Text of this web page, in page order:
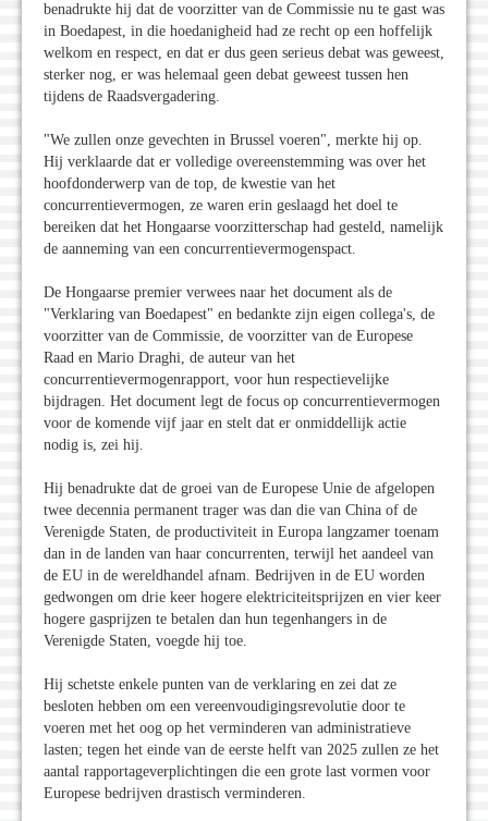
benadrukte hij dat de voorzitter van de Commissie nu te gast was
in Boedapest, in die hoedanigheid had ze recht op een hoffelijk
welkom en respect, en dat er dus geen serieus debat was geweest,
sterker nog, er was helemaal geen debat geweest tussen hen
tijdens de Raadsvergadering.
"We zullen onze gevechten in Brussel voeren", merkte hij op.
Hij verklaarde dat er volledige overeenstemming was over het
hoofdonderwerp van de top, de kwestie van het
concurrentievermogen, ze waren erin geslaagd het doel te
bereiken dat het Hongaarse voorzitterschap had gesteld, namelijk
de aanneming van een concurrentievermogenspact.
De Hongaarse premier verwees naar het document als de
"Verklaring van Boedapest" en bedankte zijn eigen collega's, de
voorzitter van de Commissie, de voorzitter van de Europese
Raad en Mario Draghi, de auteur van het
concurrentievermogenrapport, voor hun respectievelijke
bijdragen. Het document legt de focus op concurrentievermogen
voor de komende vijf jaar en stelt dat er onmiddellijk actie
nodig is, zei hij.
Hij benadrukte dat de groei van de Europese Unie de afgelopen
twee decennia permanent trager was dan die van China of de
Verenigde Staten, de productiviteit in Europa langzamer toenam
dan in de landen van haar concurrenten, terwijl het aandeel van
de EU in de wereldhandel afnam. Bedrijven in de EU worden
gedwongen om drie keer hogere elektriciteitsprijzen en vier keer
hogere gasprijzen te betalen dan hun tegenhangers in de
Verenigde Staten, voegde hij toe.
Hij schetste enkele punten van de verklaring en zei dat ze
besloten hebben om een ​​vereenvoudigingsrevolutie door te
voeren met het oog op het verminderen van administratieve
lasten; tegen het einde van de eerste helft van 2025 zullen ze het
aantal rapportageverplichtingen die een grote last vormen voor
Europese bedrijven drastisch verminderen.